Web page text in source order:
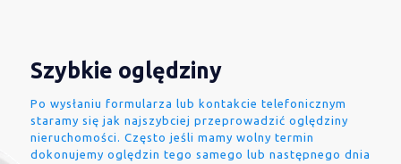
Szybkie oględziny
Po wysłaniu formularza lub kontakcie telefonicznym
staramy się jak najszybciej przeprowadzić oględziny
nieruchomości. Często jeśli mamy wolny termin
dokonujemy oględzin tego samego lub następnego dnia